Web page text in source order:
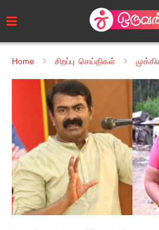
Home சிறப்பு செய்திகள்